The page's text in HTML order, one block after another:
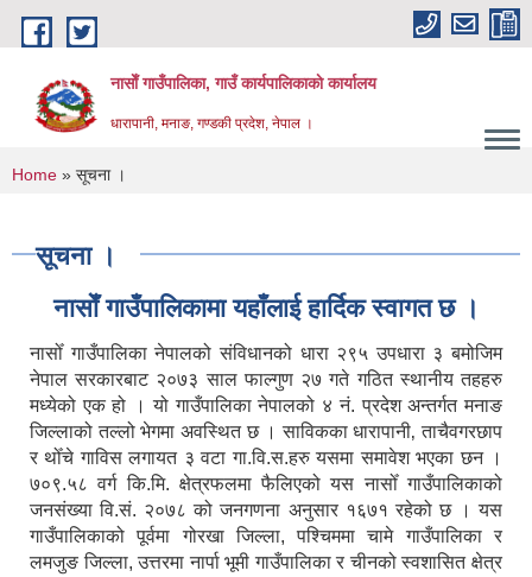
Skip to main content
नासाेँ गाउँपालिका, गाउँ कार्यपालिकाकाे कार्यालय
धारापानी, मनाङ, गण्डकी प्रदेश, नेपाल ।
You are here
Home » सूचना ।
सूचना ।
नासाेँ गाउँपालिकामा यहाँलाई हार्दिक स्वागत छ ।
नासोँ गाउँपालिका नेपालको संविधानको धारा २९५ उपधारा ३ बमोजिम
नेपाल सरकारबाट २०७३ साल फाल्गुण २७ गते गठित स्थानीय तहहरु
मध्येको एक हो । यो गाउँपालिका नेपालको ४ नं. प्रदेश अन्तर्गत मनाङ
जिल्लाको तल्लो भेगमा अवस्थित छ । साविकका धारापानी‚ ताचैवगरछाप
र थोँचे गाविस लगायत ३ वटा गा.वि.स.हरु यसमा समावेश भएका छन ।
७०९.५८ वर्ग कि.मि. क्षेत्रफलमा फैलिएको यस नासोँ गाउँपालिकाको
जनसंख्या वि.सं. २०७८ को जनगणना अनुसार १६७१ रहेको छ । यस
गाउँपालिकाको पूर्वमा गोरखा जिल्ला, पश्चिममा चामे गाउँपालिका र
लमजुङ जिल्ला, उत्तरमा नार्पा भूमी गाउँपालिका र चीनको स्वशासित क्षेत्र